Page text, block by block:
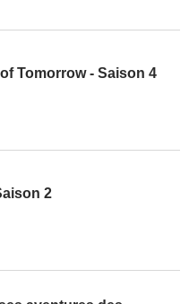
Tomorrow - Saison 4
2